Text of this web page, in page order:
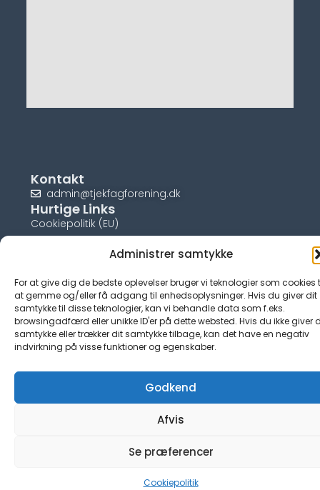
Administrer samtykke
For at give dig de bedste oplevelser bruger vi teknologier som cookies
at gemme og/eller få adgang til enhedsoplysninger. Hvis du giver dit
samtykke til disse teknologier, kan vi behandle data som f.eks.
browsingadfærd eller unikke ID'er på dette websted. Hvis du ikke giver
samtykke eller trækker dit samtykke tilbage, kan det have en negativ
indvirkning på visse funktioner og egenskaber.
Godkend
Afvis
Se præferencer
Cookiepolitik
Kontakt
admin@tjekfagforening.dk
Hurtige Links
Cookiepolitik (EU)
© tjek-fagforening.dk